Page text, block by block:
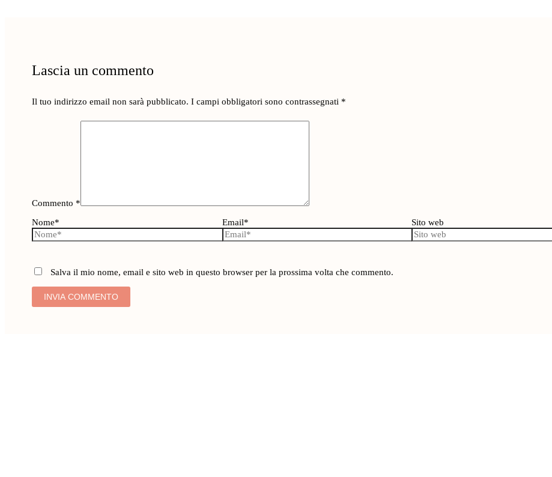
Lascia un commento
Il tuo indirizzo email non sarà pubblicato. I campi obbligatori sono contrassegnati *
Commento *
Nome*
Email* Sito web
Salva il mio nome, email e sito web in questo browser per la prossima volta che commento.